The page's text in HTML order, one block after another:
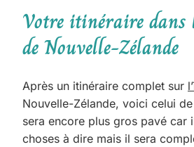
Votre itinéraire dans
de Nouvelle-Zélande
Après un itinéraire complet sur
Nouvelle-Zélande, voici celui de
sera encore plus gros pavé car
choses à dire mais il sera